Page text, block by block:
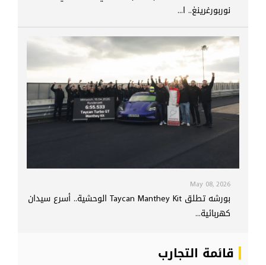
نوربورغرينغ.. ا...
May 08, 2026
بورشه تطلق Taycan Manthey Kit الوحشية.. أسرع سيدان
كهربائية...
قائمة التجارب